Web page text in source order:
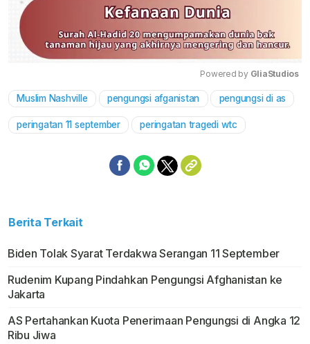
Mute
Powered by GliaStudios
Muslim Nashville pengungsi afganistan pengungsi di as
peringatan 11 september peringatan tragedi wtc
Berita Terkait
Biden Tolak Syarat Terdakwa Serangan 11 September
Rudenim Kupang Pindahkan Pengungsi Afghanistan ke
Jakarta
AS Pertahankan Kuota Penerimaan Pengungsi di Angka 12
Ribu Jiwa